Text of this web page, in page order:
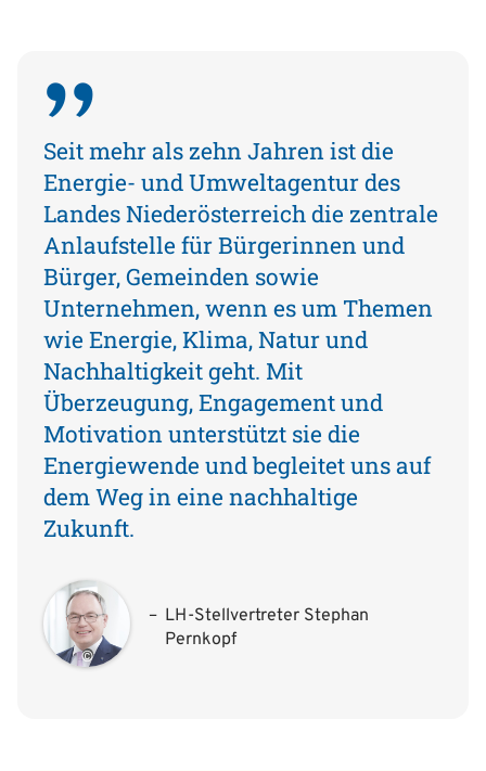
Seit mehr als zehn Jahren ist die
Energie- und Umweltagentur des
Landes Niederösterreich die zentrale
Anlaufstelle für Bürgerinnen und
Bürger, Gemeinden sowie
Unternehmen, wenn es um Themen
wie Energie, Klima, Natur und
Nachhaltigkeit geht. Mit
Überzeugung, Engagement und
Motivation unterstützt sie die
Energiewende und begleitet uns auf
dem Weg in eine nachhaltige
Zukunft.
©
LH-Stellvertreter Stephan
Pernkopf